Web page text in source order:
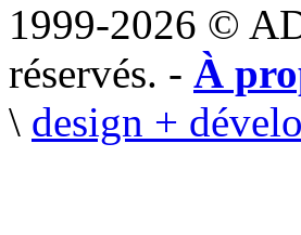
1999-2026 ©
réservés. - À
\ design +